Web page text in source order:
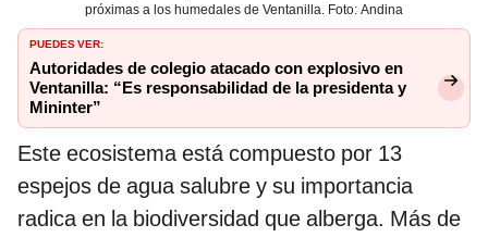
próximas a los humedales de Ventanilla. Foto: Andina
PUEDES VER:
Autoridades de colegio atacado con explosivo en
Ventanilla: “Es responsabilidad de la presidenta y
Mininter”
Este ecosistema está compuesto por 13
espejos de agua salubre y su importancia
radica en la biodiversidad que alberga. Más de